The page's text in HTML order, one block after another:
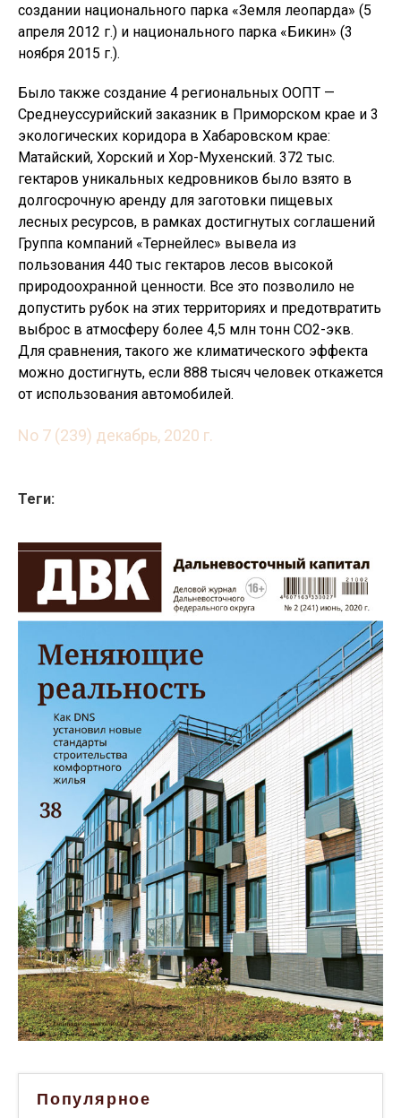
создании национального парка «Земля леопарда» (5
апреля 2012 г.) и национального парка «Бикин» (3
ноября 2015 г.).
Было также создание 4 региональных ООПТ —
Среднеуссурийский заказник в Приморском крае и 3
экологических коридора в Хабаровском крае:
Матайский, Хорский и Хор-Мухенский. 372 тыс.
гектаров уникальных кедровников было взято в
долгосрочную аренду для заготовки пищевых
лесных ресурсов, в рамках достигнутых соглашений
Группа компаний «Тернейлес» вывела из
пользования 440 тыс гектаров лесов высокой
природоохранной ценности. Все это позволило не
допустить рубок на этих территориях и предотвратить
выброс в атмосферу более 4,5 млн тонн СО2-экв.
Для сравнения, такого же климатического эффекта
можно достигнуть, если 888 тысяч человек откажется
от использования автомобилей.
No 7 (239) декабрь, 2020 г.
Теги:
Популярное